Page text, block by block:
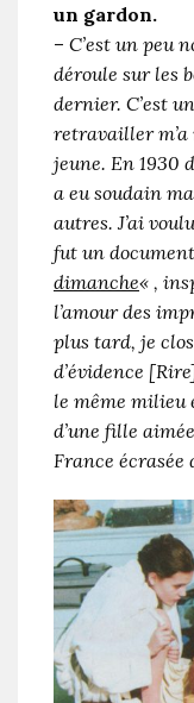
un gardon.
– C’est un peu
déroule sur les
dernier. C’est
retravailler m’a
jeune. En 1930
a eu soudain
autres. J’ai
fut un
dimanche« ,
l’amour des
plus tard, je
d’évidence
le même milieu
d’une fille
France écrasée